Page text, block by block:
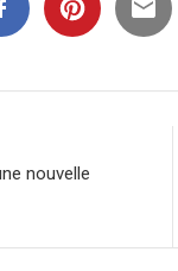
nouvelle